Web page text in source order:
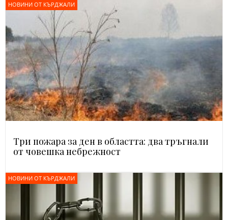
НОВИНИ ОТ КЪРДЖАЛИ
Три пожара за ден в областта: два тръгнали
от човешка небрежност
НОВИНИ ОТ КЪРДЖАЛИ